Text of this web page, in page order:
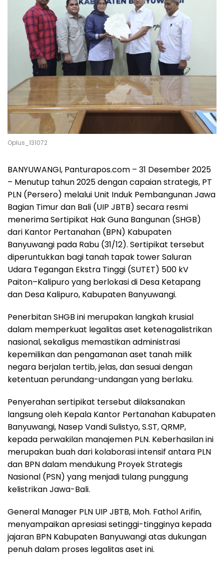
Oplus_131072
BANYUWANGI, Panturapos.com – 31 Desember 2025
– Menutup tahun 2025 dengan capaian strategis, PT
PLN (Persero) melalui Unit Induk Pembangunan Jawa
Bagian Timur dan Bali (UIP JBTB) secara resmi
menerima Sertipikat Hak Guna Bangunan (SHGB)
dari Kantor Pertanahan (BPN) Kabupaten
Banyuwangi pada Rabu (31/12). Sertipikat tersebut
diperuntukkan bagi tanah tapak tower Saluran
Udara Tegangan Ekstra Tinggi (SUTET) 500 kV
Paiton–Kalipuro yang berlokasi di Desa Ketapang
dan Desa Kalipuro, Kabupaten Banyuwangi.
Penerbitan SHGB ini merupakan langkah krusial
dalam memperkuat legalitas aset ketenagalistrikan
nasional, sekaligus memastikan administrasi
kepemilikan dan pengamanan aset tanah milik
negara berjalan tertib, jelas, dan sesuai dengan
ketentuan perundang-undangan yang berlaku.
Penyerahan sertipikat tersebut dilaksanakan
langsung oleh Kepala Kantor Pertanahan Kabupaten
Banyuwangi, Nasep Vandi Sulistyo, S.ST, QRMP,
kepada perwakilan manajemen PLN. Keberhasilan ini
merupakan buah dari kolaborasi intensif antara PLN
dan BPN dalam mendukung Proyek Strategis
Nasional (PSN) yang menjadi tulang punggung
kelistrikan Jawa-Bali.
General Manager PLN UIP JBTB, Moh. Fathol Arifin,
menyampaikan apresiasi setinggi-tingginya kepada
jajaran BPN Kabupaten Banyuwangi atas dukungan
penuh dalam proses legalitas aset ini.